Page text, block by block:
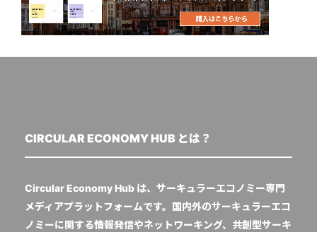
CIRCULAR ECONOMY HUB とは？
Circular Economy Hub は、サーキュラーエコノミー専門
メディアプラットフォームです。国内外のサーキュラーエコ
ノミーに関する情報発信やネットワーキング、共創型サーキ